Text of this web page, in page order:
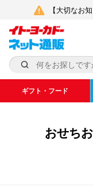
【大切なお
ギフト・フード
おせち